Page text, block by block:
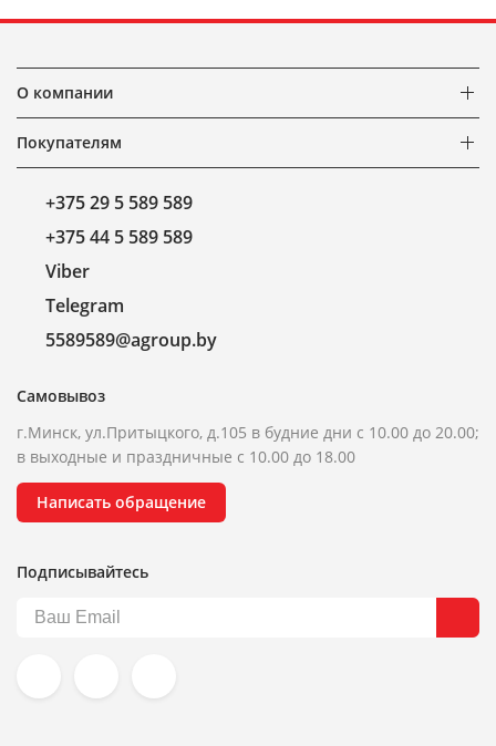
О компании
Покупателям
+375 29 5 589 589
+375 44 5 589 589
Viber
Telegram
5589589@agroup.by
Самовывоз
г.Минск, ул.Притыцкого, д.105 в будние дни с 10.00 до 20.00;
в выходные и праздничные с 10.00 до 18.00
Написать обращение
Подписывайтесь